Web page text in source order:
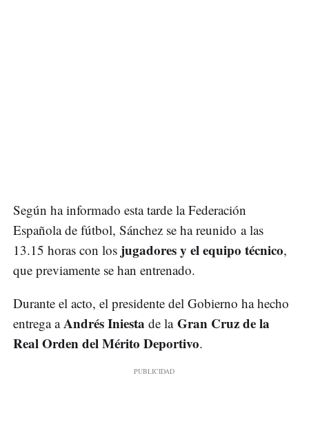
Según ha informado esta tarde la Federación
Española de fútbol, Sánchez se ha reunido a las
13.15 horas con los jugadores y el equipo técnico,
que previamente se han entrenado.
Durante el acto, el presidente del Gobierno ha hecho
entrega aAndrés Iniesta de la Gran Cruz de la
Real Orden del Mérito Deportivo.